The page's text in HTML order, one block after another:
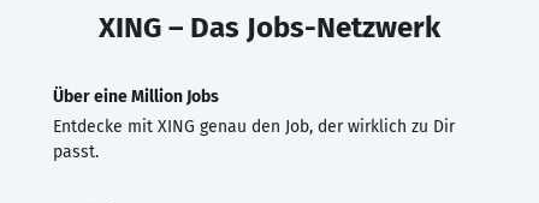
XING – Das Jobs-Netzwerk
Über eine Million Jobs
Entdecke mit XING genau den Job, der wirklich zu Dir
passt.